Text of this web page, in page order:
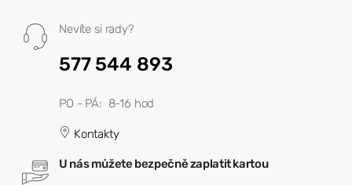
Nevíte si rady?
577 544 893
PO - PÁ: 8-16 hod
Kontakty
U nás můžete bezpečně zaplatit kartou